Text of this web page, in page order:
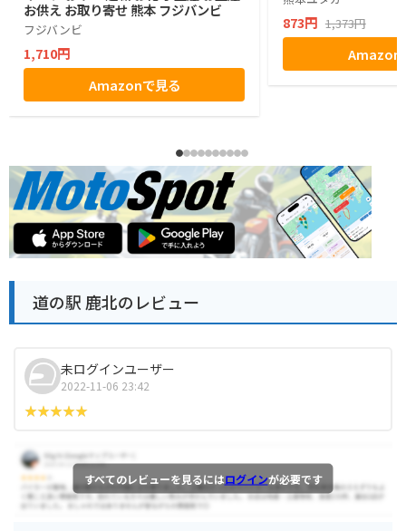
お供え お取り寄せ 熊本 フジバンビ
フジバンビ
1,710円
Amazonで見る
873円 1,373円
Amazon
道の駅 鹿北のレビュー
未ログインユーザー
2022-11-06 23:42
すべてのレビューを見るにはログインが必要です